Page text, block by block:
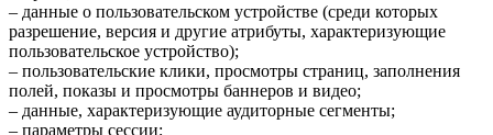
– данные о пользовательском устройстве (среди которых
разрешение, версия и другие атрибуты, характеризующие
пользовательское устройство);
– пользовательские клики, просмотры страниц, заполнения
полей, показы и просмотры баннеров и видео;
– данные, характеризующие аудиторные сегменты;
– параметры сессии;